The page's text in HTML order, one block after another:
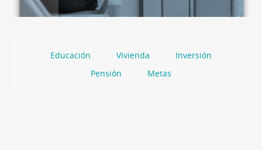
Educación Vivienda
Inversión
Pensión
Metas